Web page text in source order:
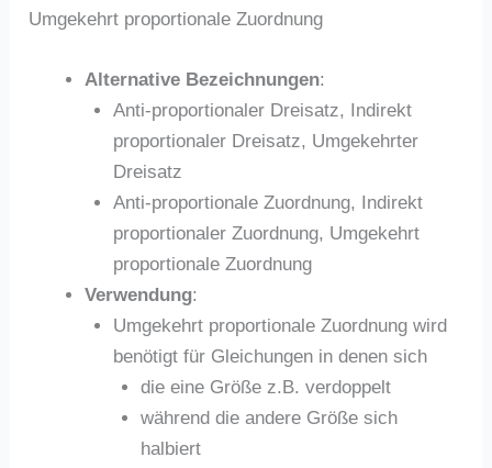
Umgekehrt proportionale Zuordnung
Alternative Bezeichnungen:
Anti-proportionaler Dreisatz, Indirekt
proportionaler Dreisatz, Umgekehrter
Dreisatz
Anti-proportionale Zuordnung, Indirekt
proportionaler Zuordnung, Umgekehrt
proportionale Zuordnung
Verwendung:
Umgekehrt proportionale Zuordnung wird
benötigt für Gleichungen in denen sich
die eine Größe z.B. verdoppelt
während die andere Größe sich
halbiert